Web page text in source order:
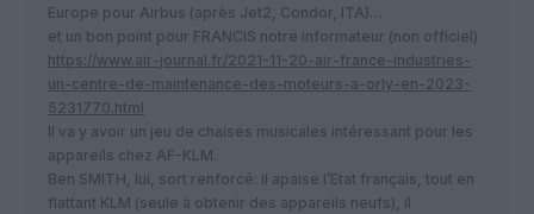
Europe pour Airbus (après Jet2, Condor, ITA)…
et un bon point pour FRANCIS notre informateur (non officiel)
https://www.air-journal.fr/2021-11-20-air-france-industries-
un-centre-de-maintenance-des-moteurs-a-orly-en-2023-
5231770.html
Il va y avoir un jeu de chaises musicales intéressant pour les
appareils chez AF-KLM.
Ben SMITH, lui, sort renforcé: il apaise l’Etat français, tout en
flattant KLM (seule à obtenir des appareils neufs), il